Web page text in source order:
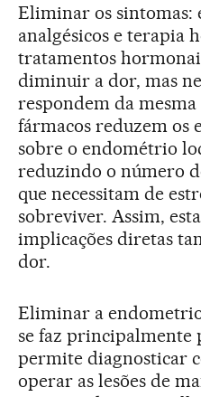
Eliminar os sintomas:
analgésicos e terapia
tratamentos
diminuir a dor, mas
respondem da
fármacos reduzem os
sobre o endométrio
reduzindo o número
que necessitam de
sobreviver. Assim,
implicações diretas
dor.
Eliminar a
se faz principalmente
permite diagnosticar
operar as lesões de